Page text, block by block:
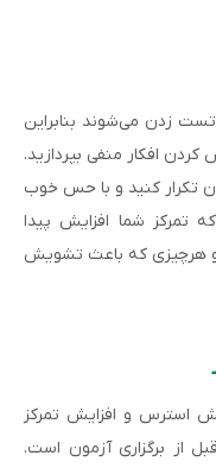
تست زدن می‌شوند بنابراین
افکار منفی بپردازید.
تکرار کنید و با حس خوب
تمرکز شما افزایش پیدا
و هرچیزی که باعث تشویش
استرس و افزایش تمرکز
از برگزاری آزمون است.